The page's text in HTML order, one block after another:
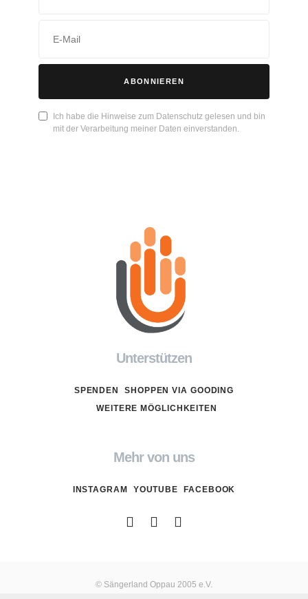
ABONNIEREN
Ich habe die Hinweise zum Datenschutz gelesen und bin
mit der Verarbeitung meiner Daten einverstanden.
Unterstützen
SPENDEN
SHOPPEN VIA GOODING
WEITERE MÖGLICHKEITEN
Mehr von uns
INSTAGRAM YOUTUBE FACEBOOK
© Sängerland Oppau 2005 e.V.